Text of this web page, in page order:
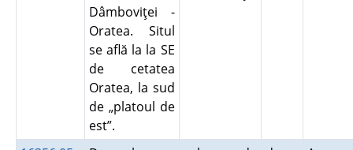
Dâmboviţei -
Oratea. Situl
se află la la SE
de cetatea
Oratea, la sud
de „platoul de
est”.